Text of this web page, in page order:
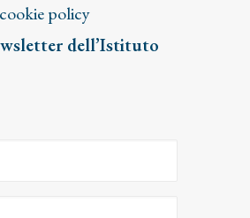
cookie policy
dell’Istituto